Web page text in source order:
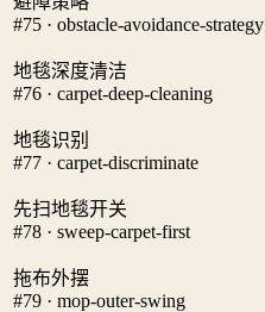
#75 · obstacle-avoidance-strategy
地毯深度清洁
#76 · carpet-deep-cleaning
地毯识别
#77 · carpet-discriminate
先扫地毯开关
#78 · sweep-carpet-first
拖布外摆
#79 · mop-outer-swing